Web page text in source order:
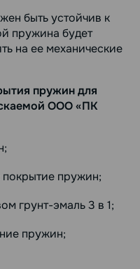
быть устойчив к
пружина будет
на ее механические
пружин для
ООО «ПК
пружин;
грунт-эмаль 3 в 1;
пружин;